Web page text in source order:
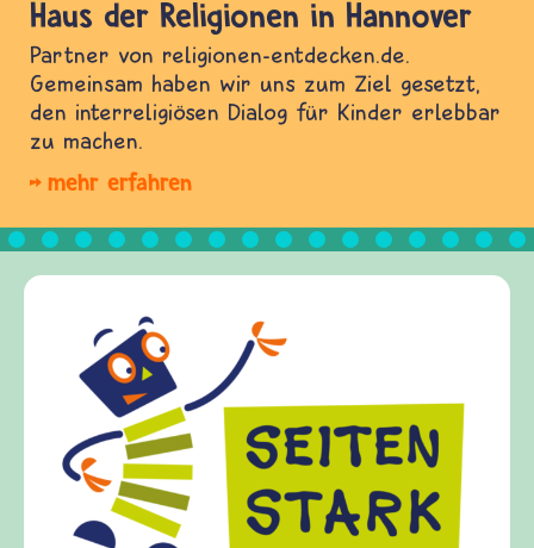
Haus der Religionen in Hannover
Partner von religionen-entdecken.de.
Gemeinsam haben wir uns zum Ziel gesetzt,
den interreligiösen Dialog für Kinder erlebbar
zu machen.
mehr erfahren
frieden-
Kinder,
Fragen
Gewalt
diesem